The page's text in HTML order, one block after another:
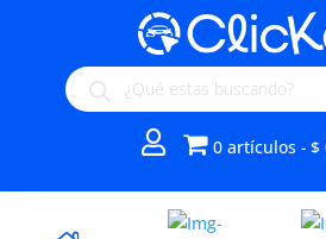
Búsqueda
de
productos
0 artículos
$